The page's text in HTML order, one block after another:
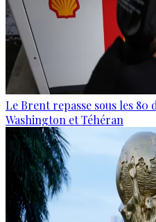
Le Brent repasse sous les
Washington et Téhéran